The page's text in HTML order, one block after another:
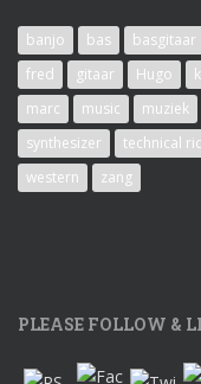
banjo bas basgitaar
fred
gitaar Hugo
marc
music muziek
synthesizer
technical
western
zang
PLEASE FOLLOW &